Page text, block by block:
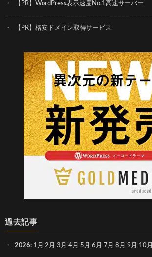
【PR】WordPress表示速度No.1高速サーバー
【PR】格安ドメイン取得サービス
過去記事
2026: 1月 2月 3月 4月 5月 6月 7月 8月 9月 10月